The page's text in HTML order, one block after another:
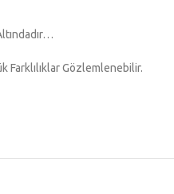
Farklılıklar Gözlemlenebilir.